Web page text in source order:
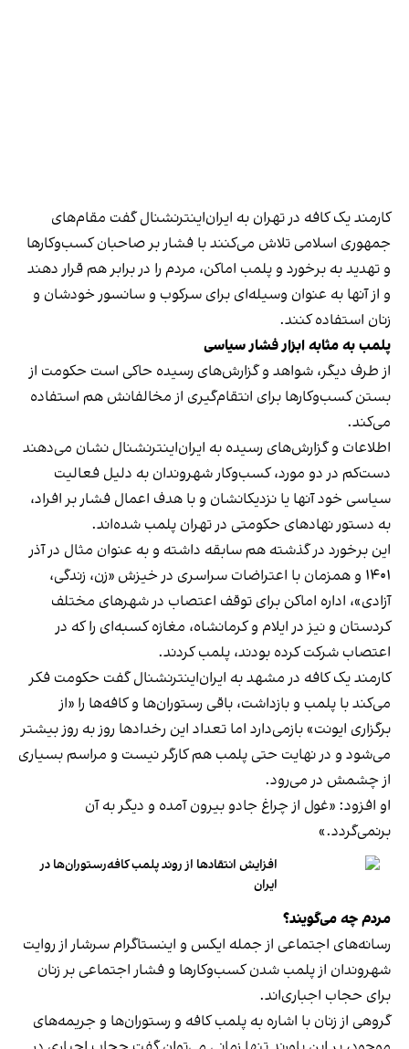
کارمند یک کافه در تهران به ایران‌اینترنشنال گفت مقام‌های
جمهوری اسلامی تلاش می‌کنند با فشار بر صاحبان کسب‌وکارها
و تهدید به برخورد و پلمب اماکن، مردم را در برابر هم قرار دهند
و از آنها به عنوان وسیله‌ای برای سرکوب و سانسور خودشان و
زنان استفاده کنند.
پلمب به مثابه ابزار فشار سیاسی
از طرف دیگر، شواهد و گزارش‌های رسیده حاکی است حکومت از
بستن کسب‌وکارها برای انتقام‌گیری از مخالفانش هم استفاده
می‌کند.
اطلاعات و گزارش‌های رسیده به ایران‌اینترنشنال نشان می‌دهند
دست‌کم در دو مورد، کسب‌وکار شهروندان به دلیل فعالیت
سیاسی خود آنها یا نزدیکانشان و با هدف اعمال فشار بر افراد،
به دستور نهادهای حکومتی در تهران پلمب شده‌اند.
این برخورد در گذشته هم سابقه داشته و به عنوان مثال در آذر
۱۴۰۱ و همزمان با اعتراضات سراسری در خیزش «زن، زندگی،
آزادی»، اداره اماکن برای توقف اعتصاب در شهرهای مختلف
کردستان و نیز در ایلام و کرمانشاه، مغازه کسبه‌ای را که در
اعتصاب شرکت کرده بودند، پلمب کردند.
کارمند یک کافه در مشهد به ایران‌اینترنشنال گفت حکومت فکر
می‌کند با پلمب و بازداشت، باقی رستوران‌ها و کافه‌ها را «از
برگزاری ایونت» بازمی‌دارد اما تعداد این رخدادها روز به روز بیشتر
می‌شود و در نهایت حتی پلمب هم کارگر نیست و مراسم بسیاری
از چشمش در می‌رود.
او افزود: «غول از چراغ جادو بیرون آمده و دیگر به آن
برنمی‎‌گردد.»
افزایش انتقادها از روند پلمب کافه‌رستوران‌ها در
ایران
مردم چه می‌گویند؟
رسانه‎‌های اجتماعی از جمله ایکس و اینستاگرام سرشار از روایت
شهروندان از پلمب شدن کسب‌وکارها و فشار اجتماعی بر زنان
برای حجاب اجباری‌اند.
گروهی از زنان با اشاره به پلمب کافه و رستوران‌ها و جریمه‌های